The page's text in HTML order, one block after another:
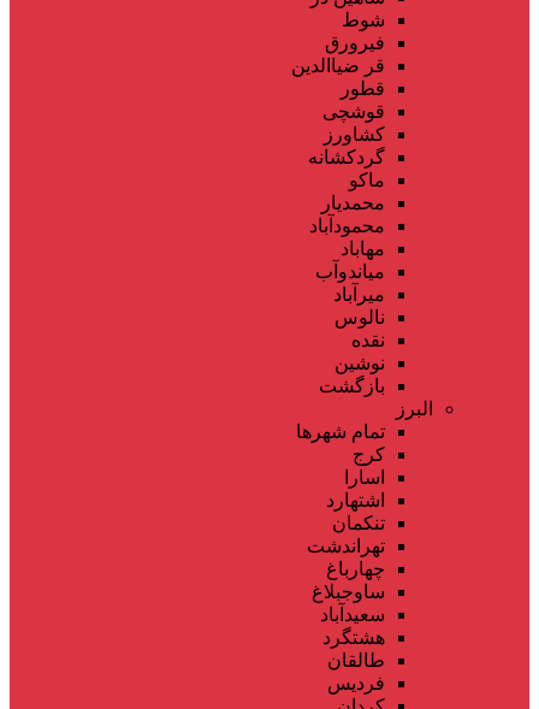
شوط
فیرورق
قر ضیاالدین
قطور
قوشچی
کشاورز
گردکشانه
ماکو
محمدیار
محمودآباد
مهاباد
میاندوآب
میرآباد
نالوس
نقده
نوشین
بازگشت
البرز
تمام شهر‌ها
کرج
اسارا
اشتهارد
تنکمان
تهراندشت
چهارباغ
ساوجبلاغ
سعیدآباد
هشتگرد
طالقان
فردیس